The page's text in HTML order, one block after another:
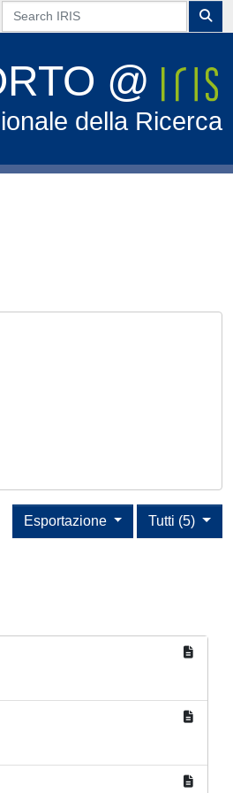
@
della Ricerca
Tutti (5)
Esportazione